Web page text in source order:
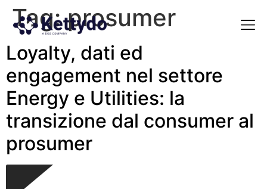
Tag:prosumer
Loyalty, dati ed
engagement nel settore
Energy e Utilities: la
transizione dal consumer al
prosumer